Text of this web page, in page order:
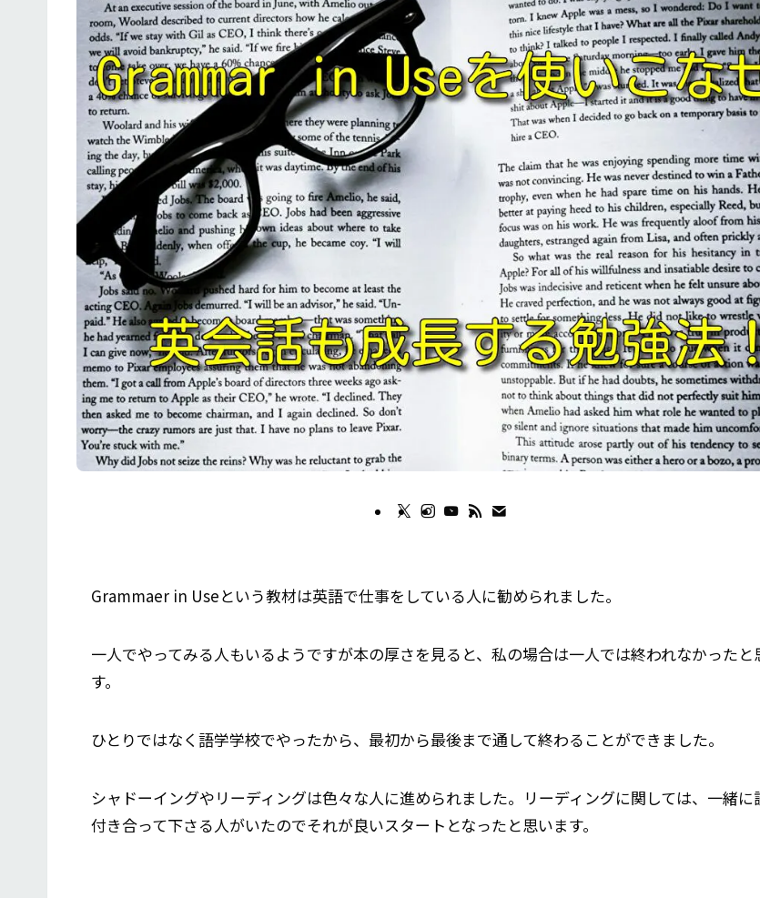
Grammaer in Useという教材は英語で仕事をしている人に勧められました。
一人でやってみる人もいるようですが本の厚さを見ると、私の場合は一人では終われなかったと
す。
ひとりではなく語学学校でやったから、最初から最後まで通して終わることができました。
シャドーイングやリーディングは色々な人に進められました。リーディングに関しては、一緒に
付き合って下さる人がいたのでそれが良いスタートとなったと思います。